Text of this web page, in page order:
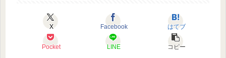
X Facebook はてブ
Pocket LINE コピー